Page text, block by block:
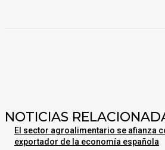
NOTICIAS
El sector agroalimentario se afianza
exportador de la economía española